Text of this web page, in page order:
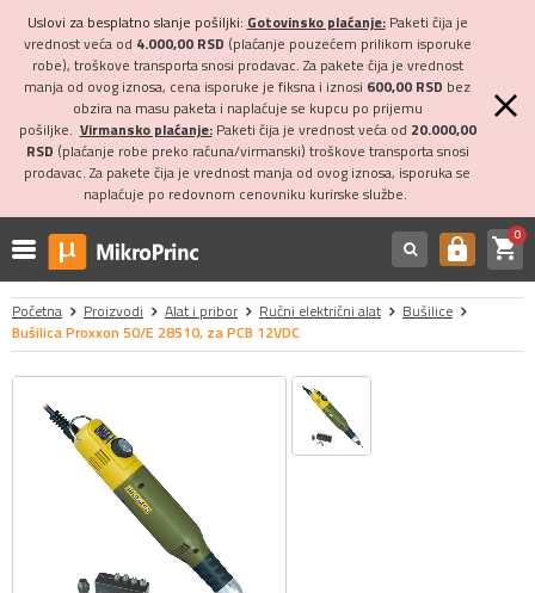
Uslovi za besplatno slanje pošiljki: Gotovinsko plaćanje:Paketi čija je
vrednost veća od 4.000,00 RSD (plaćanje pouzećem prilikom isporuke
robe), troškove transporta snosi prodavac. Za pakete čija je vrednost
manja od ovog iznosa, cena isporuke je fiksna i iznosi 600,00 RSD bez
obzira na masu paketa i naplaćuje se kupcu po prijemu
pošiljke. Virmansko plaćanje:Paketi čija je vrednost veća od 20.000,00
RSD (plaćanje robe preko računa/virmanski) troškove transporta snosi
prodavac. Za pakete čija je vrednost manja od ovog iznosa, isporuka se
naplaćuje po redovnom cenovniku kurirske službe.
https shopping_cart0
Početna Proizvodi Alat i pribor Ručni električni alat
Bušilice
Bušilica Proxxon 50/E 28510, za PCB 12VDC